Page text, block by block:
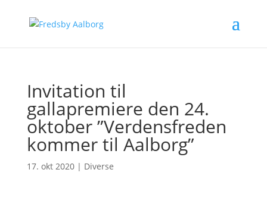
Invitation til
gallapremiere den 24.
oktober ”Verdensfreden
kommer til Aalborg”
17. okt 2020| Diverse